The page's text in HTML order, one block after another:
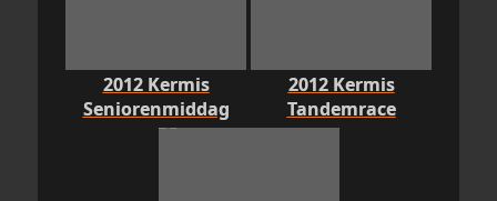
2012 Kermis
Seniorenmiddag
2012 Kermis
Tandemrace